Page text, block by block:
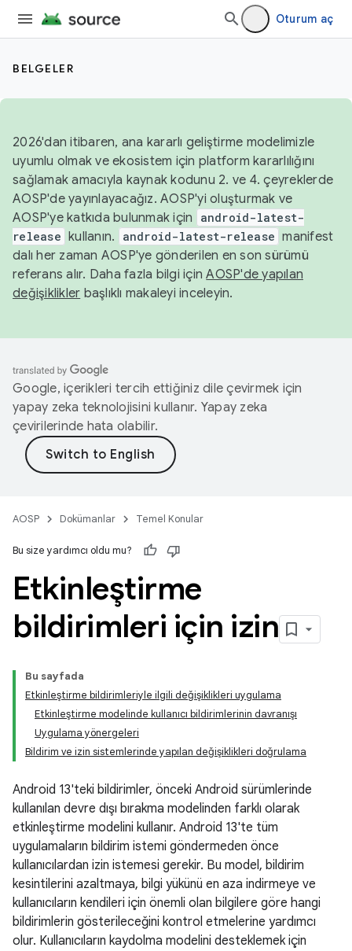
Oturum aç
BELGELER
2026'dan itibaren, ana kararlı geliştirme modelimizle
uyumlu olmak ve ekosistem için platform kararlılığını
sağlamak amacıyla kaynak kodunu 2. ve 4. çeyreklerde
AOSP'de yayınlayacağız. AOSP'yi oluşturmak ve
AOSP'ye katkıda bulunmak için
android-latest-
release kullanın. android-latest-release manifest
dalı her zaman AOSP'ye gönderilen en son sürümü
referans alır. Daha fazla bilgi içinAOSP'de yapılan
değişiklikler başlıklı makaleyi inceleyin.
Google, içerikleri tercih ettiğiniz dile çevirmek için
yapay zeka teknolojisini kullanır. Yapay zeka
çevirilerinde hata olabilir.
AOSP Dokümanlar Temel Konular
Bu size yardımcı oldu mu?
Etkinleştirme
bildirimleri için izin
Bu sayfada
Etkinleştirme bildirimleriyle ilgili değişiklikleri uygulama
Etkinleştirme modelinde kullanıcı bildirimlerinin davranışı
Uygulama yönergeleri
Bildirim ve izin sistemlerinde yapılan değişiklikleri doğrulama
Android 13'teki bildirimler, önceki Android sürümlerinde
kullanılan devre dışı bırakma modelinden farklı olarak
etkinleştirme modelini kullanır. Android 13'te tüm
uygulamaların bildirim istemi göndermeden önce
kullanıcılardan izin istemesi gerekir. Bu model, bildirim
kesintilerini azaltmaya, bilgi yükünü en aza indirmeye ve
kullanıcıların kendileri için önemli olan bilgilere göre hangi
bildirimlerin gösterileceğini kontrol etmelerine yardımcı
olur. Kullanıcıların kaydolma modelini desteklemek için